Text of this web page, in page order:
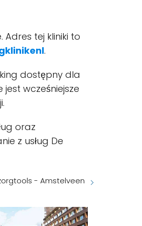
Adres tej kliniki to
.
dostępny dla
wcześniejsze
oraz
z usług De
- Amstelveen